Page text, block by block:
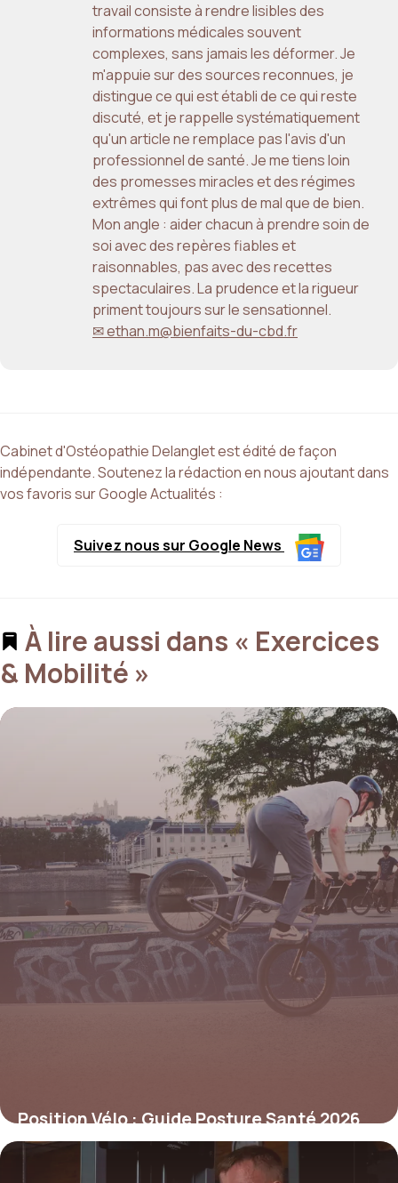
travail consiste à rendre lisibles des
informations médicales souvent
complexes, sans jamais les déformer. Je
m'appuie sur des sources reconnues, je
distingue ce qui est établi de ce qui reste
discuté, et je rappelle systématiquement
qu'un article ne remplace pas l'avis d'un
professionnel de santé. Je me tiens loin
des promesses miracles et des régimes
extrêmes qui font plus de mal que de bien.
Mon angle : aider chacun à prendre soin de
soi avec des repères fiables et
raisonnables, pas avec des recettes
spectaculaires. La prudence et la rigueur
priment toujours sur le sensationnel.
✉ ethan.m@bienfaits-du-cbd.fr
Cabinet d'Ostéopathie Delanglet est édité de façon
indépendante. Soutenez la rédaction en nous ajoutant dans
vos favoris sur Google Actualités :
Suivez nous sur Google News
À lire aussi dans « Exercices
& Mobilité »
Position Vélo : Guide Posture Santé 2026
10 juin 2026